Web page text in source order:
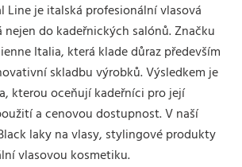
Line je italská profesionální vlasová
do kadeřnických salónů. Značku
Italia, která klade důraz především
skladbu výrobků. Výsledkem je
kterou oceňují kadeřníci pro její
a cenovou dostupnost. V naší
laky na vlasy, stylingové produkty
vlasovou kosmetiku.